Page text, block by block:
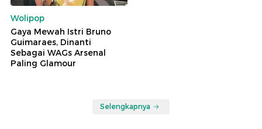
Wolipop
Gaya Mewah Istri Bruno
Guimaraes, Dinanti
Sebagai WAGs Arsenal
Paling Glamour
Selengkapnya